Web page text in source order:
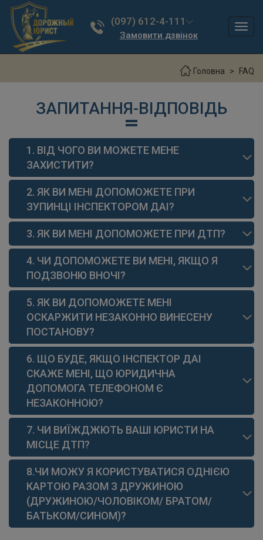
(097) 612-4-111
Замовити дзвінок
Головна FAQ
ЗАПИТАННЯ-ВІДПОВІДЬ
1. ВІД ЧОГО ВИ МОЖЕТЕ МЕНЕ
ЗАХИСТИТИ?
2. ЯК ВИ МЕНІ ДОПОМОЖЕТЕ ПРИ
ЗУПИНЦІ ІНСПЕКТОРОМ ДАІ?
3. ЯК ВИ МЕНІ ДОПОМОЖЕТЕ ПРИ ДТП?
4. ЧИ ДОПОМОЖЕТЕ ВИ МЕНІ, ЯКЩО Я
ПОДЗВОНЮ ВНОЧІ?
5. ЯК ВИ ДОПОМОЖЕТЕ МЕНІ
ОСКАРЖИТИ НЕЗАКОННО ВИНЕСЕНУ
ПОСТАНОВУ?
6. ЩО БУДЕ, ЯКЩО ІНСПЕКТОР ДАІ
СКАЖЕ МЕНІ, ЩО ЮРИДИЧНА
ДОПОМОГА ТЕЛЕФОНОМ Є
НЕЗАКОННОЮ?
7. ЧИ ВИЇЖДЖЮТЬ ВАШІ ЮРИСТИ НА
МІСЦЕ ДТП?
8.ЧИ МОЖУ Я КОРИСТУВАТИСЯ ОДНІЄЮ
КАРТОЮ РАЗОМ З ДРУЖИНОЮ
(ДРУЖИНОЮ/ЧОЛОВІКОМ/ БРАТОМ/
БАТЬКОМ/СИНОМ)?